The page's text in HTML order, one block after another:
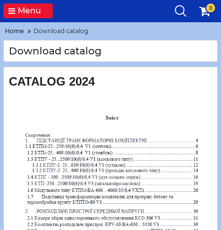
Menu 0
Home Download catalog
Download catalog
CATALOG 2024